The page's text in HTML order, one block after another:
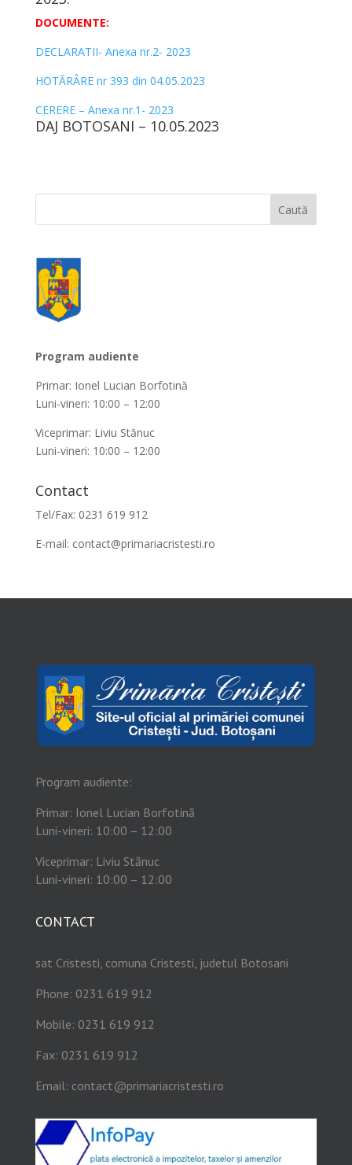
DOCUMENTE:
DECLARATII- Anexa nr.2- 2023
HOTĂRÂRE nr 393 din 04.05.2023
CERERE – Anexa nr.1- 2023
DAJ BOTOSANI – 10.05.2023
Program audiente
Primar: Ionel Lucian Borfotină
Luni-vineri: 10:00 – 12:00
Viceprimar: Liviu Stănuc
Luni-vineri: 10:00 – 12:00
Contact
Tel/Fax: 0231 619 912
E-mail: contact@primariacristesti.ro
Program audiente:
Primar: Ionel Lucian Borfotină
Luni-vineri: 10:00 – 12:00
Viceprimar: Liviu Stănuc
Luni-vineri: 10:00 – 12:00
CONTACT
sat Cristesti, comuna Cristesti, judetul Botosani
Phone: 0231 619 912
Mobile: 0231 619 912
Fax: 0231 619 912
Email: contact@primariacristesti.ro